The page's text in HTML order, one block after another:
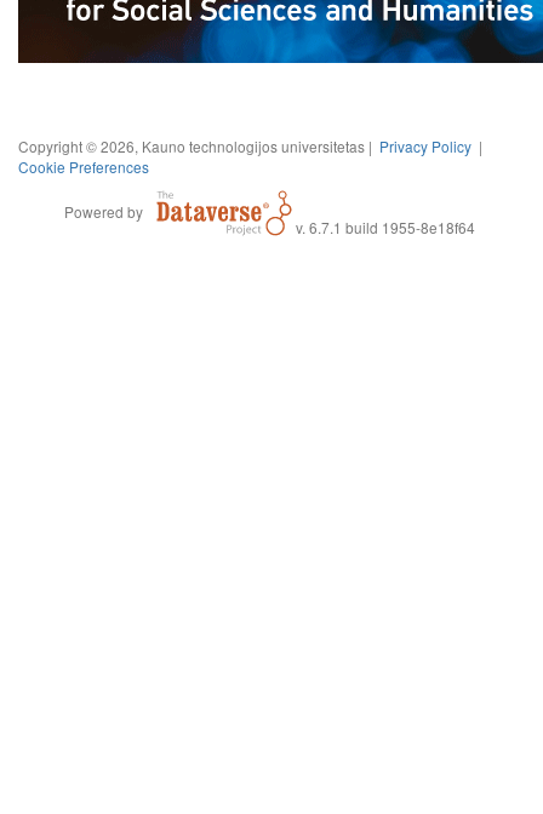
Copyright © 2026, Kauno technologijos universitetas | Privacy Policy |
Cookie Preferences
Powered by
v. 6.7.1 build 1955-8e18f64